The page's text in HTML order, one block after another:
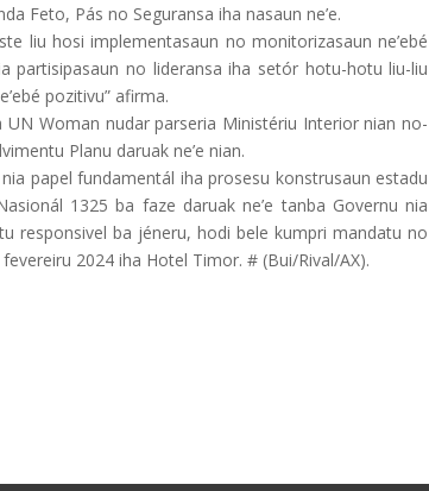
Feto, Pás no Seguransa iha nasaun ne’e.
liu hosi implementasaun no monitorizasaun ne’ebé
partisipasaun no lideransa iha setór hotu-hotu liu-liu
pozitivu” afirma.
Woman nudar parseria Ministériu Interior nian no-
Planu daruak ne’e nian.
papel fundamentál iha prosesu konstrusaun estadu
1325 ba faze daruak ne’e tanba Governu nia
responsivel ba jéneru, hodi bele kumpri mandatu no
2024 iha Hotel Timor. # (Bui/Rival/AX).